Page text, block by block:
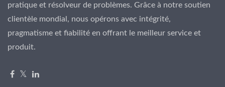
pratique et résolveur de problèmes. Grâce à notre soutien
clientèle mondial, nous opérons avec intégrité,
pragmatisme et fiabilité en offrant le meilleur service et
produit.